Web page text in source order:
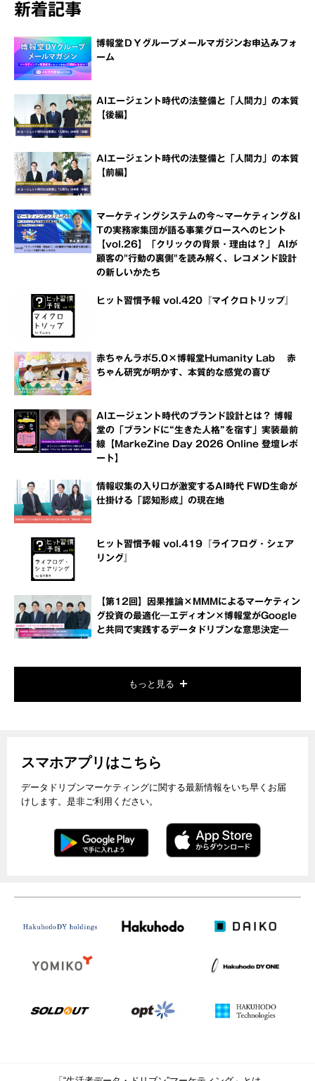
新着記事
博報堂ＤＹグループメールマガジンお申込みフォ
ーム
AIエージェント時代の法整備と「人間力」の本質
【後編】
AIエージェント時代の法整備と「人間力」の本質
【前編】
マーケティングシステムの今～マーケティング＆I
Tの実務家集団が語る事業グロースへのヒント
【vol.26】「クリックの背景・理由は？」 AIが
顧客の"行動の裏側"を読み解く、レコメンド設計
の新しいかたち
ヒット習慣予報 vol.420『マイクロトリップ』
赤ちゃんラボ5.0×博報堂Humanity Lab 赤
ちゃん研究が明かす、本質的な感覚の喜び
AIエージェント時代のブランド設計とは？ 博報
堂の「ブランドに“生きた人格”を宿す」実装最前
線【MarkeZine Day 2026 Online 登壇レポ
ート】
情報収集の入り口が激変するAI時代 FWD生命が
仕掛ける「認知形成」の現在地
ヒット習慣予報 vol.419『ライフログ・シェア
リング』
【第12回】因果推論×MMMによるマーケティン
グ投資の最適化―エディオン×博報堂がGoogle
と共同で実践するデータドリブンな意思決定―
もっと見る
スマホアプリはこちら
データドリブンマーケティングに関する最新情報をいち早くお届
けします。是非ご利用ください。